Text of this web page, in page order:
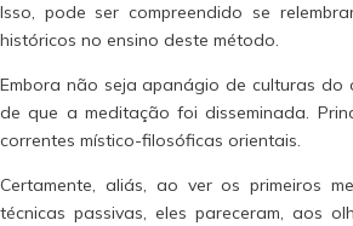
Isso, pode ser compreendido se
históricos no ensino deste método.
Embora não seja apanágio de culturas do
de que a meditação foi disseminada.
correntes místico-filosóficas orientais.
Certamente, aliás, ao ver os primeiros
técnicas passivas, eles pareceram, aos